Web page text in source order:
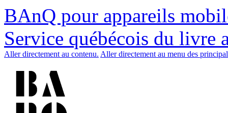
BAnQ pour appareils
Service québécois du livre
Aller directement au contenu. Aller directement au menu des